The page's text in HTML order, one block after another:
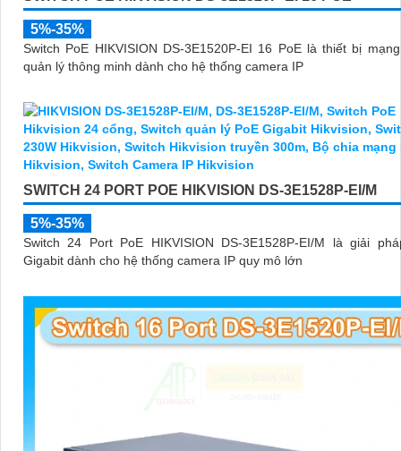
5%-35%
Switch PoE HIKVISION DS-3E1520P-EI 16 PoE là thiết bị
quản lý thông minh dành cho hệ thống camera IP
SWITCH 24 PORT POE HIKVISION DS-3E1528P-EI/M
5%-35%
Switch 24 Port PoE HIKVISION DS-3E1528P-EI/M là giải
Gigabit dành cho hệ thống camera IP quy mô lớn